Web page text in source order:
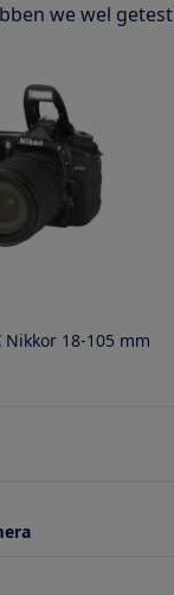
we wel getest
Nikkor 18-105 mm